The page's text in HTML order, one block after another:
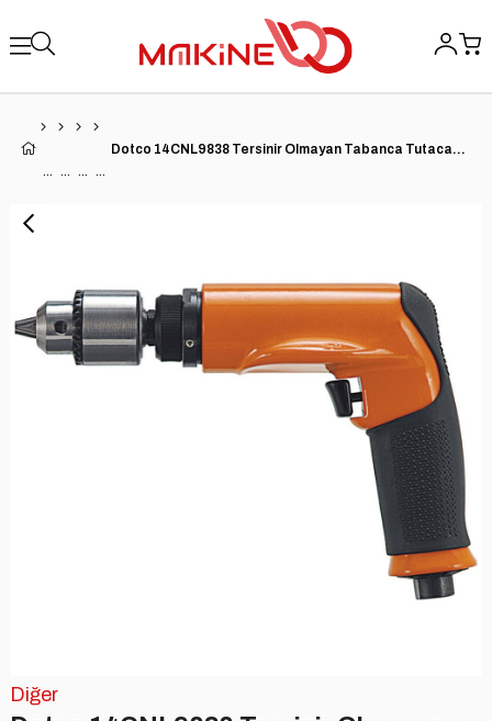
Dotco 14CNL9838 Tersinir Olmayan Tabanca Tutacağı Pnömatik Matkap | 14CNL Serisi | 0,9 HP | 6.000 RPM | Arka Egzoz
Diğer